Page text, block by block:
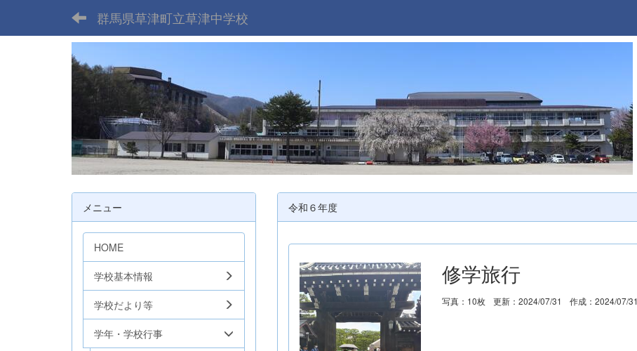
群馬県草津町立草津中学校
令和６年度
修学旅行
写真：10枚 更新：2024/07/31 作成：2024/07/31
メニュー
HOME
学校基本情報
学校だより等
学年・学校行事